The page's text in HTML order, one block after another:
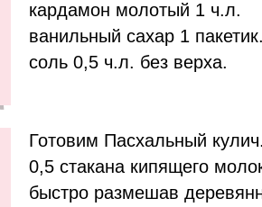
кардамон молотый 1 ч.л.
ванильный сахар 1
соль 0,5 ч.л. без верха.
Готовим Пасхальный
0,5 стакана кипящего
быстро размешав